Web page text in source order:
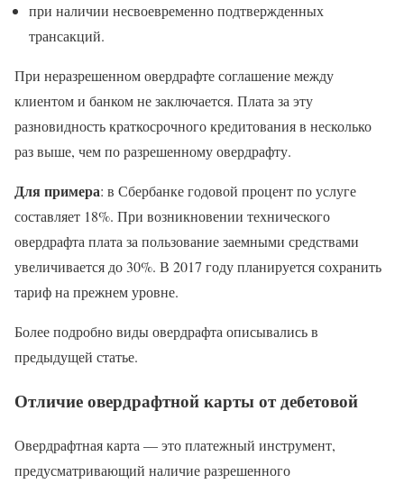
при наличии несвоевременно подтвержденных
трансакций.
При неразрешенном овердрафте соглашение между
клиентом и банком не заключается. Плата за эту
разновидность краткосрочного кредитования в несколько
раз выше, чем по разрешенному овердрафту.
Для примера: в Сбербанке годовой процент по услуге
составляет 18%. При возникновении технического
овердрафта плата за пользование заемными средствами
увеличивается до 30%. В 2017 году планируется сохранить
тариф на прежнем уровне.
Более подробно виды овердрафта описывались в
предыдущей статье.
Отличие овердрафтной карты от дебетовой
Овердрафтная карта — это платежный инструмент,
предусматривающий наличие разрешенного